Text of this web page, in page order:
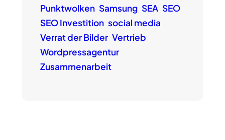
Punktwolken Samsung SEA SEO
SEO Investition social media
Verrat der Bilder Vertrieb
Wordpressagentur
Zusammenarbeit